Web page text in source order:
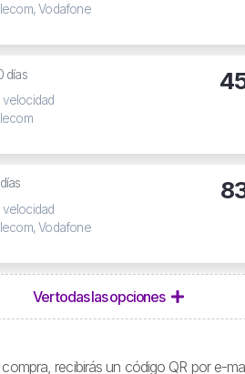
Vodafone
días
velocidad
velocidad
Vodafone
Ver todas las opciones
recibirás un código QR por e-